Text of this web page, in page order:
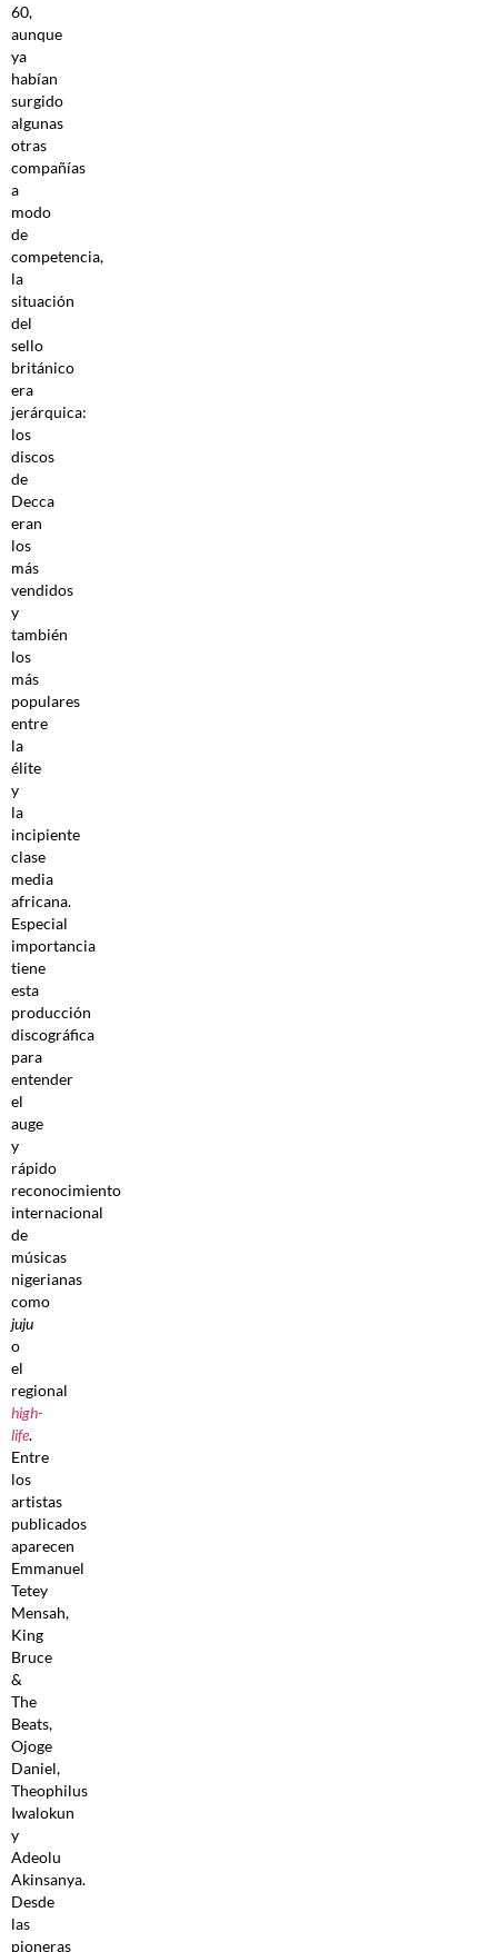
60,
aunque
ya
habían
surgido
algunas
otras
compañías
a
modo
de
competencia,
la
situación
del
sello
británico
era
jerárquica:
los
discos
de
Decca
eran
los
más
vendidos
y
también
los
más
populares
entre
la
élite
y
la
incipiente
clase
media
africana.
Especial
importancia
tiene
esta
producción
discográfica
para
entender
el
auge
y
rápido
reconocimiento
internacional
de
músicas
nigerianas
como
juju
o
el
regional
high-
life.
Entre
los
artistas
publicados
aparecen
Emmanuel
Tetey
Mensah,
King
Bruce
&
The
Beats,
Ojoge
Daniel,
Theophilus
Iwalokun
y
Adeolu
Akinsanya.
Desde
las
pioneras